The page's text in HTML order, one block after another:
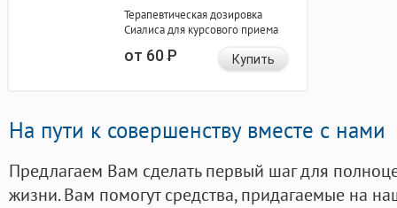
Терапевтическая дозировка
Сиалиса для курсового приема
от 60Р Купить
На пути к совершенству вместе с нами
Предлагаем Вам сделать первый шаг для
жизни. Вам помогут средства, придагаемые на